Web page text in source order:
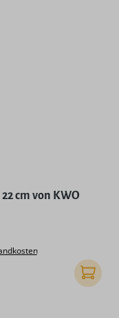
5 Sternen
cm von KWO
In den